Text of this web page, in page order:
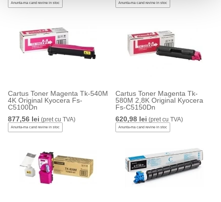
Anunta-ma cand revine in stoc Anunta-ma cand revine in stoc
Cartus Toner Magenta Tk-540M
4K Original Kyocera Fs-
C5100Dn
877,56 lei (pret cu TVA)
Anunta-ma cand revine in stoc
Cartus Toner Magenta Tk-
580M 2,8K Original Kyocera
Fs-C5150Dn
620,98 lei (pret cu TVA)
Anunta-ma cand revine in stoc